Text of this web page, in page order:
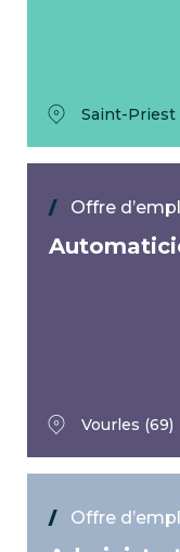
Saint-Priest
Offre
Vourles (69)
Offre